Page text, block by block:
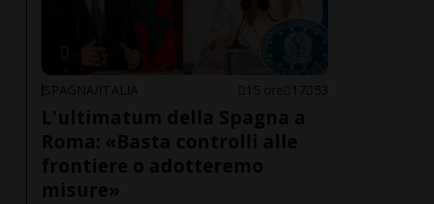
SPAGNA/ITALIA 15 ore 17 53
L'ultimatum della Spagna a
Roma: «Basta controlli alle
frontiere o adotteremo
misure»